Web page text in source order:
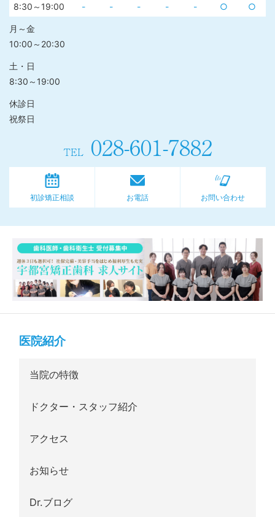
8:30～19:00 - - - - - ○ ○
月～金
10:00～20:30
土・日
8:30～19:00
休診日
祝祭日
TEL028-601-7882
初診矯正相談 お電話 お問い合わせ
医院紹介
当院の特徴
ドクター・スタッフ紹介
アクセス
お知らせ
Dr.ブログ